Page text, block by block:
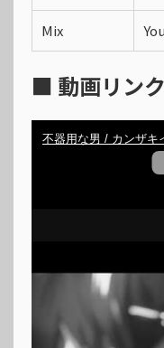
Mix
■ 動画リンク